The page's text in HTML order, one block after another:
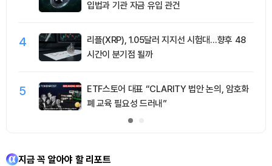
입법과 기관 자금 유입 관건
4
리플(XRP), 1.05달러 지지선 시험대…향후 48
시간이 분기점 될까
5
ETF스토어 대표 “CLARITY 법안 논의, 암호화
폐 교육 필요성 드러내”
지금 꼭 알아야 할 리포트